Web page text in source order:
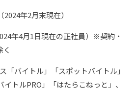
年2月末現在）
年4月1日現在の正社員）※契約・
「バイトル」「スポットバイトル」
イトルPRO」「はたらこねっと」、